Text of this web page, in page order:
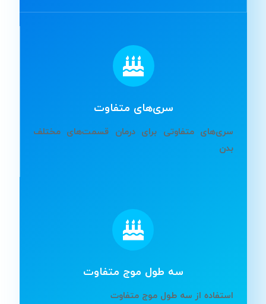
سری‌های متفاوت
سری‌های متفاوتی برای درمان قسمت‌های مختلف
بدن
سه طول موج متفاوت
استفاده از سه طول موج متفاوت